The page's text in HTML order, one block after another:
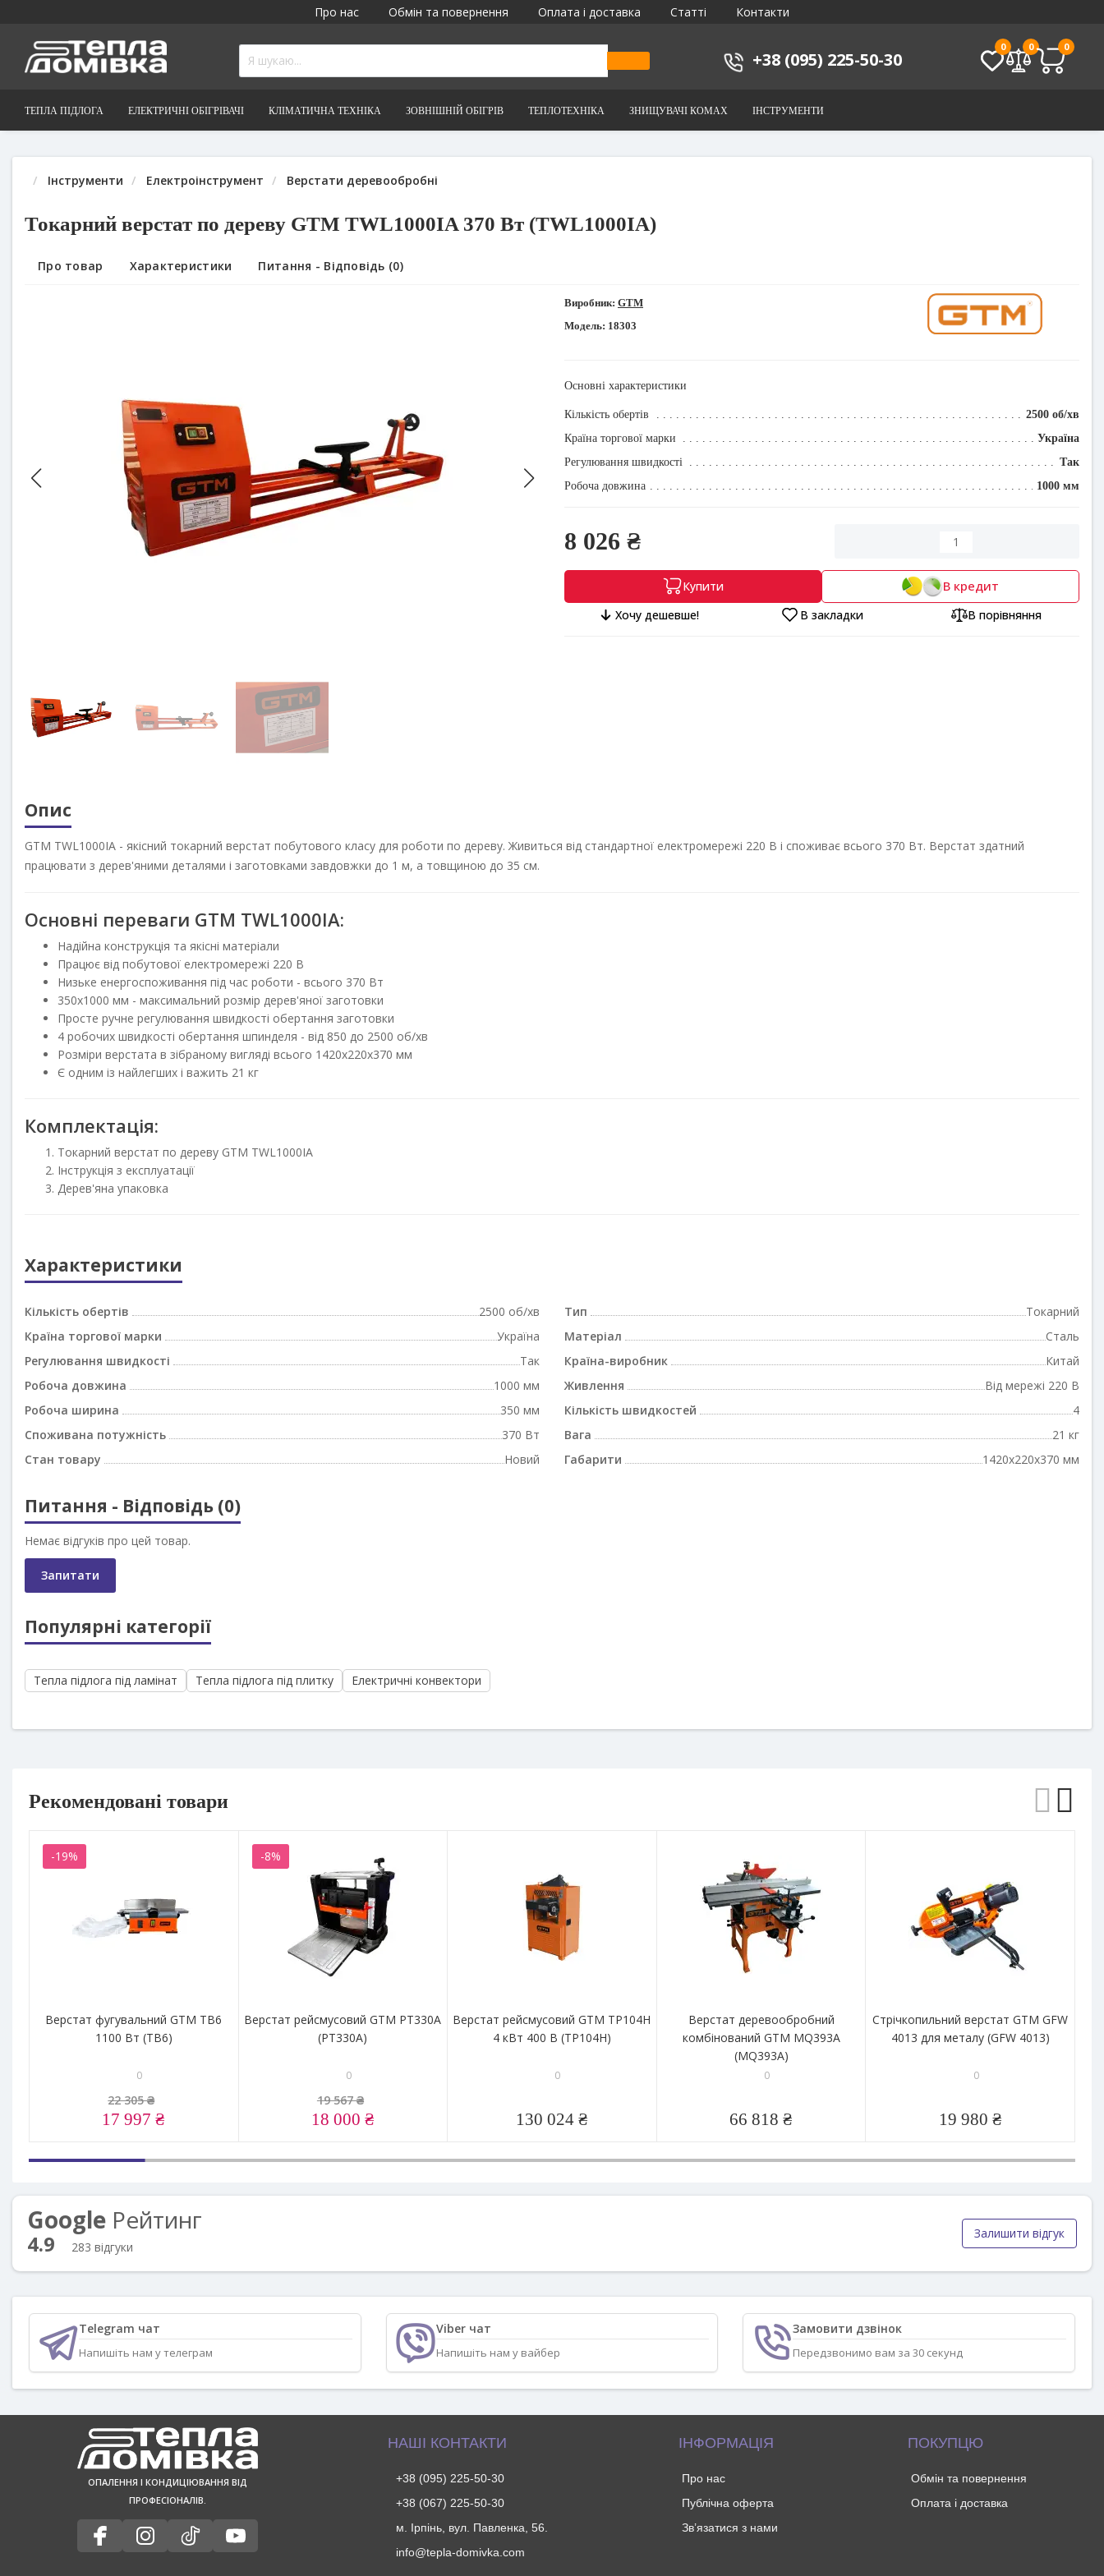
Про нас Обмін та повернення Оплата і доставка Статті Контакти
+38 (095) 225-50-30
0 0 0
ТЕПЛА ПІДЛОГА ЕЛЕКТРИЧНІ ОБІГРІВАЧІ КЛІМАТИЧНА ТЕХНІКА ЗОВНІШНІЙ ОБІГРІВ ТЕПЛОТЕХНІКА ЗНИЩУВАЧІ КОМАХ ІНСТРУМЕНТИ
Інструменти Електроінструмент Верстати деревообробні
Токарний верстат по дереву GTM TWL1000IA 370 Вт (TWL1000IA)
Про товар Характеристики Питання - Відповідь (0)
Виробник: GTM
Модель: 18303
Основні характеристики
Кількість обертів
2500 об/хв
Країна торгової марки
Україна
Регулювання швидкості
Так
Робоча довжина
1000 мм
8 026 ₴
Купити В кредит
Хочу дешевше! В закладки В порівняння
Опис
GTM TWL1000IA - якісний токарний верстат побутового класу для роботи по дереву. Живиться від стандартної електромережі 220 В і споживає всього 370 Вт. Верстат здатний
працювати з дерев'яними деталями і заготовками завдовжки до 1 м, а товщиною до 35 см.
Основні переваги GTM TWL1000IA:
Надійна конструкція та якісні матеріали
Працює від побутової електромережі 220 В
Низьке енергоспоживання під час роботи - всього 370 Вт
350х1000 мм - максимальний розмір дерев'яної заготовки
Просте ручне регулювання швидкості обертання заготовки
4 робочих швидкості обертання шпинделя - від 850 до 2500 об/хв
Розміри верстата в зібраному вигляді всього 1420х220х370 мм
Є одним із найлегших і важить 21 кг
Комплектація:
Токарний верстат по дереву GTM TWL1000IA
Інструкція з експлуатації
Дерев'яна упаковка
Характеристики
Кількість обертів
2500 об/хв
Країна торгової марки
Україна
Регулювання швидкості
Так
Робоча довжина
1000 мм
Робоча ширина
350 мм
Споживана потужність
370 Вт
Стан товару
Новий
Тип
Токарний
Матеріал
Сталь
Країна-виробник
Китай
Живлення
Від мережі 220 В
Кількість швидкостей
4
Вага
21 кг
Габарити
1420x220x370 мм
Питання - Відповідь (0)
Немає відгуків про цей товар.
Запитати
Популярні категорії
Тепла підлога під ламінат Тепла підлога під плитку Електричні конвектори
Рекомендовані товари
-19%
Верстат фугувальний GTM TB6
1100 Вт (TB6)
0
22 305 ₴
17 997 ₴
-8%
Верстат рейсмусовий GTM PT330A
(PT330A)
0
19 567 ₴
18 000 ₴
Верстат рейсмусовий GTM TP104H
4 кВт 400 В (TP104H)
0
130 024 ₴
Верстат деревообробний
комбінований GTM MQ393A
(MQ393A)
0
66 818 ₴
Стрічкопильний верстат GTM GFW
4013 для металу (GFW 4013)
0
19 980 ₴
Google Рейтинг
4.9 283 відгуки
Залишити відгук
Telegram чат
Напишіть нам у телеграм
Viber чат
Напишіть нам у вайбер
Замовити дзвінок
Передзвонимо вам за 30 секунд
ОПАЛЕННЯ І КОНДИЦІЮВАННЯ ВІД
ПРОФЕСІОНАЛІВ.
НАШІ КОНТАКТИ
+38 (095) 225-50-30
+38 (067) 225-50-30
м. Ірпінь, вул. Павленка, 56.
info@tepla-domivka.com
ІНФОРМАЦІЯ
Про нас
Публічна оферта
Зв’язатися з нами
ПОКУПЦЮ
Обмін та повернення
Оплата і доставка